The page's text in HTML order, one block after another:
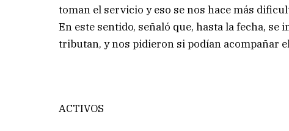
toman el servicio y eso se nos hace más
En este sentido, señaló que, hasta la fecha,
tributan, y nos pidieron si podían acompañar
ACTIVOS